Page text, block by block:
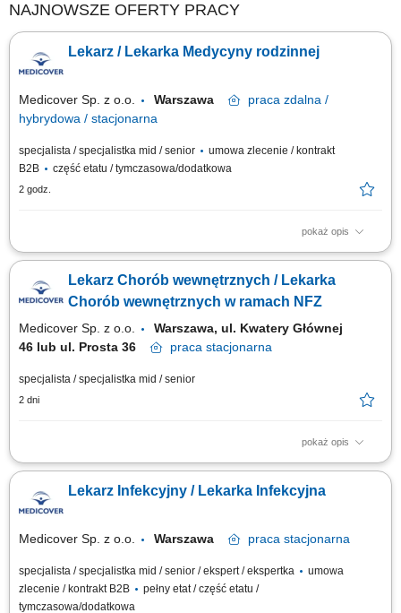
NAJNOWSZE OFERTY PRACY
Lekarz / Lekarka Medycyny rodzinnej
Medicover Sp. z o.o. Warszawa praca zdalna /
hybrydowa / stacjonarna
specjalista / specjalistka mid / senior
umowa zlecenie / kontrakt
B2B
część etatu / tymczasowa/dodatkowa
2 godz.
pokaż opis
Opis stanowiska: prowadzenie konsultacji oraz zapewnianie pacjentom
aktualnymi standardami i zasadami etyki zawodowej; uzupełnianie oraz
prowadzenie dokumentacji w systemie elektronicznym; budowanie relacji
Lekarz Chorób wewnętrznych / Lekarka
Chorób wewnętrznych w ramach NFZ
Medicover Sp. z o.o.
Warszawa, ul. Kwatery Głównej
46 lub ul. Prosta 36
praca stacjonarna
specjalista / specjalistka mid / senior
2 dni
pokaż opis
Będziesz odpowiedzialny/-a za: konsultowanie pacjentów; zbieranie
dbałość o zachowanie wysokich standardów medycznych; Jeśli gotów
jesteś podjąć wyzwanie, jeśli pragniesz być #bohaterem codzienności,
Lekarz Infekcyjny / Lekarka Infekcyjna
Medicover Sp. z o.o. Warszawa praca stacjonarna
specjalista / specjalistka mid / senior / ekspert / ekspertka
umowa
zlecenie / kontrakt B2B
pełny etat / część etatu /
tymczasowa/dodatkowa